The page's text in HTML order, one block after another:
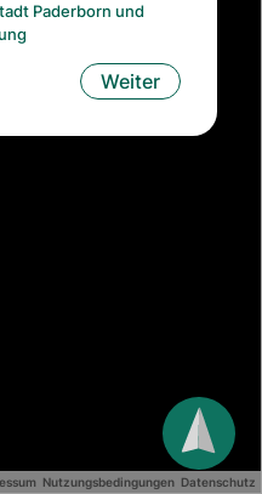
Nutzungsbedingungen Datenschutz
Paderborn und
Weiter